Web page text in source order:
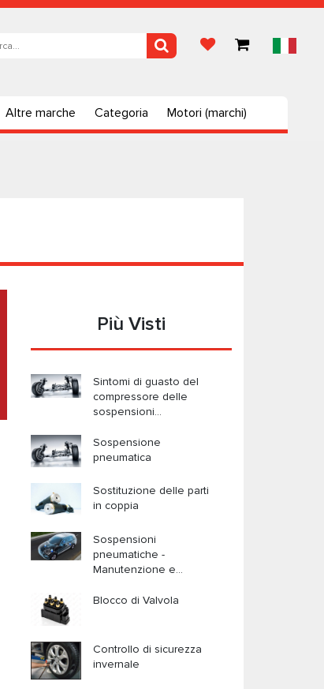
Altre marche Categoria Motori (marchi)
Più Visti
Sintomi di guasto del
compressore delle
sospensioni
Sospensione
pneumatica
Sostituzione delle parti
in coppia
Sospensioni
pneumatiche -
Manutenzione e
Blocco di Valvola
Controllo di sicurezza
invernale